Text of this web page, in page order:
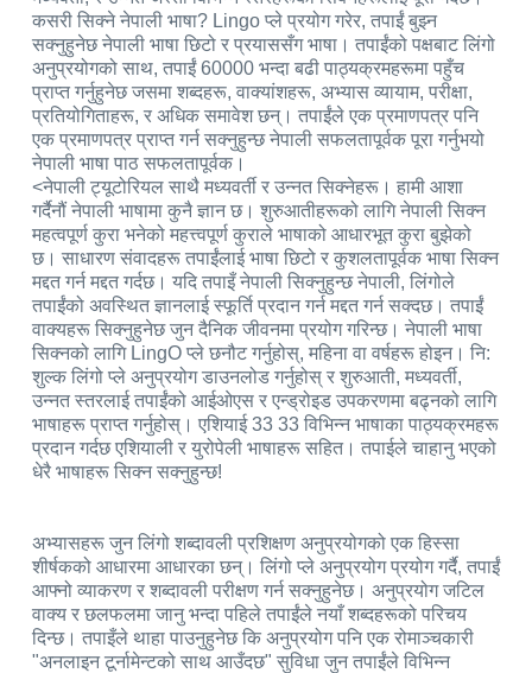
कसरी सिक्ने नेपाली भाषा? Lingo प्ले प्रयोग गरेर, तपाईं बुझ्न
सक्नुहुनेछ नेपाली भाषा छिटो र प्रयाससँग भाषा। तपाईंको पक्षबाट लिंगो
अनुप्रयोगको साथ, तपाईं 60000 भन्दा बढी पाठ्यक्रमहरूमा पहुँच
प्राप्त गर्नुहुनेछ जसमा शब्दहरू, वाक्यांशहरू, अभ्यास व्यायाम, परीक्षा,
प्रतियोगिताहरू, र अधिक समावेश छन्। तपाईंले एक प्रमाणपत्र पनि
एक प्रमाणपत्र प्राप्त गर्न सक्नुहुन्छ नेपाली सफलतापूर्वक पूरा गर्नुभयो
नेपाली भाषा पाठ सफलतापूर्वक।
<नेपाली ट्यूटोरियल साथै मध्यवर्ती र उन्नत सिक्नेहरू। हामी आशा
गर्दैनौं नेपाली भाषामा कुनै ज्ञान छ। शुरुआतीहरूको लागि नेपाली सिक्न
महत्वपूर्ण कुरा भनेको महत्त्वपूर्ण कुराले भाषाको आधारभूत कुरा बुझेको
छ। साधारण संवादहरू तपाईंलाई भाषा छिटो र कुशलतापूर्वक भाषा सिक्न
मद्दत गर्न मद्दत गर्दछ। यदि तपाइँ नेपाली सिक्नुहुन्छ नेपाली, लिंगोले
तपाईंको अवस्थित ज्ञानलाई स्फूर्ति प्रदान गर्न मद्दत गर्न सक्दछ। तपाईं
वाक्यहरू सिक्नुहुनेछ जुन दैनिक जीवनमा प्रयोग गरिन्छ। नेपाली भाषा
सिक्नको लागि LingO प्ले छनौट गर्नुहोस्, महिना वा वर्षहरू होइन। नि:
शुल्क लिंगो प्ले अनुप्रयोग डाउनलोड गर्नुहोस् र शुरुआती, मध्यवर्ती,
उन्नत स्तरलाई तपाईंको आईओएस र एन्ड्रोइड उपकरणमा बढ्नको लागि
भाषाहरू प्राप्त गर्नुहोस्। एशियाई 33 33 विभिन्न भाषाका पाठ्यक्रमहरू
प्रदान गर्दछ एशियाली र युरोपेली भाषाहरू सहित। तपाईले चाहानु भएको
धेरै भाषाहरू सिक्न सक्नुहुन्छ!
अभ्यासहरू जुन लिंगो शब्दावली प्रशिक्षण अनुप्रयोगको एक हिस्सा
शीर्षकको आधारमा आधारका छन्। लिंगो प्ले अनुप्रयोग प्रयोग गर्दै, तपाईं
आफ्नो व्याकरण र शब्दावली परीक्षण गर्न सक्नुहुनेछ। अनुप्रयोग जटिल
वाक्य र छलफलमा जानु भन्दा पहिले तपाईंले नयाँ शब्दहरूको परिचय
दिन्छ। तपाइँले थाहा पाउनुहुनेछ कि अनुप्रयोग पनि एक रोमाञ्चकारी
"अनलाइन टूर्नामेन्टको साथ आउँदछ" सुविधा जुन तपाईंले विभिन्न